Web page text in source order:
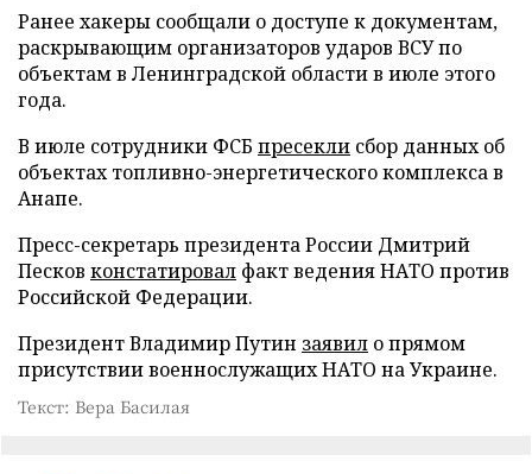
Ранее хакеры сообщали о доступе к документам,
раскрывающим организаторов ударов ВСУ по
объектам в Ленинградской области в июле этого
года.
В июле сотрудники ФСБ пресекли сбор данных об
объектах топливно-энергетического комплекса в
Анапе.
Пресс-секретарь президента России Дмитрий
Песков констатировал факт ведения НАТО против
Российской Федерации.
Президент Владимир Путин заявил о прямом
присутствии военнослужащих НАТО на Украине.
Текст: Вера Басилая